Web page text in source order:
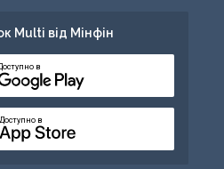
Multi від Мінфін
в
Доступно в